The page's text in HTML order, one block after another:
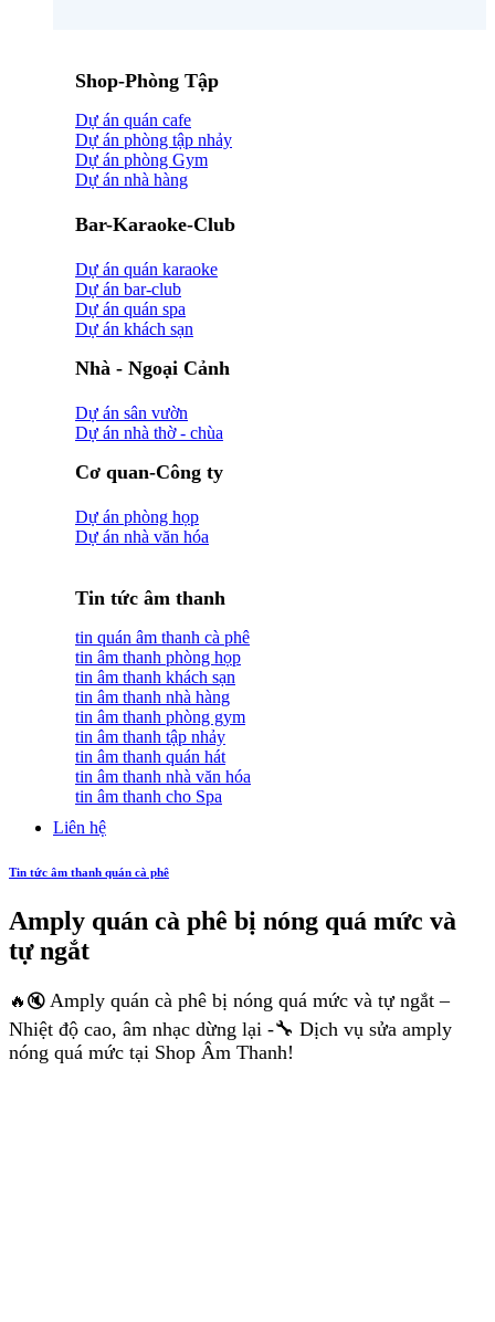
Shop-Phòng Tập
Dự án quán cafe
Dự án phòng tập nhảy
Dự án phòng Gym
Dự án nhà hàng
Bar-Karaoke-Club
Dự án quán karaoke
Dự án bar-club
Dự án quán spa
Dự án khách sạn
Nhà - Ngoại Cảnh
Dự án sân vườn
Dự án nhà thờ - chùa
Cơ quan-Công ty
Dự án phòng họp
Dự án nhà văn hóa
Tin tức âm thanh
tin quán âm thanh cà phê
tin âm thanh phòng họp
tin âm thanh khách sạn
tin âm thanh nhà hàng
tin âm thanh phòng gym
tin âm thanh tập nhảy
tin âm thanh quán hát
tin âm thanh nhà văn hóa
tin âm thanh cho Spa
Liên hệ
Tin tức âm thanh quán cà phê
Amply quán cà phê bị nóng quá mức và
tự ngắt
🔥🔇 Amply quán cà phê bị nóng quá mức và tự ngắt –
Nhiệt độ cao, âm nhạc dừng lại -🔧 Dịch vụ sửa amply
nóng quá mức tại Shop Âm Thanh!